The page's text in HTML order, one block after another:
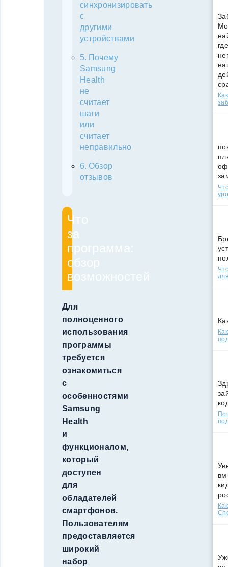
синхронизировать
с
другими
устройствами
Почему
Samsung
Health
не
считает
шаги
или
считает
неправильно
Обзор
отзывов
Что
за
программа:
обзор
возможностей
Для
полноценного
использования
программы
требуется
ознакомиться
с
особенностями
Samsung
Health
и
функционалом,
который
доступен
для
обладателей
смартфонов.
Пользователям
предоставляется
широкий
набор
вм